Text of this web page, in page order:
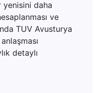
yenisini daha
ve
TUV Avusturya
detaylı